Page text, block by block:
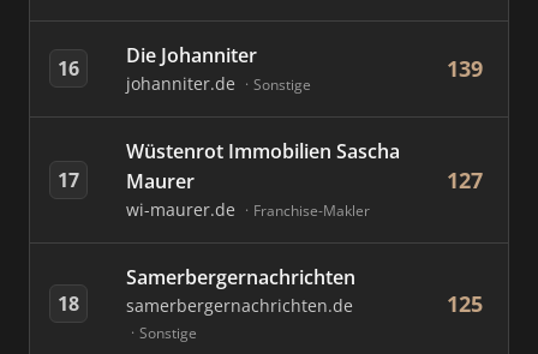
16 Die Johanniter
johanniter.de Sonstige
139
17
Wüstenrot Immobilien Sascha
Maurer
wi-maurer.de Franchise-Makler
127
18
Samerbergernachrichten
samerbergernachrichten.de
Sonstige
125